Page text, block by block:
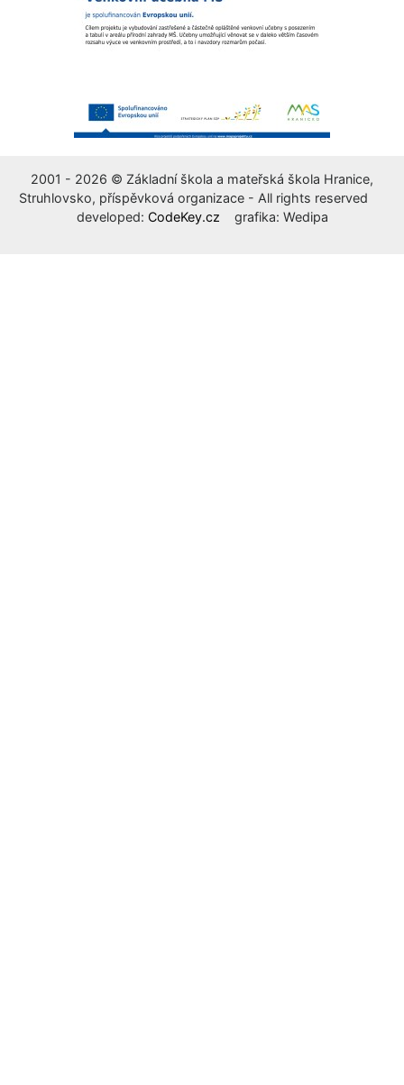
2001 - 2026 © Základní škola a mateřská škola Hranice,
Struhlovsko, příspěvková organizace - All rights reserved
developed: CodeKey.cz grafika: Wedipa